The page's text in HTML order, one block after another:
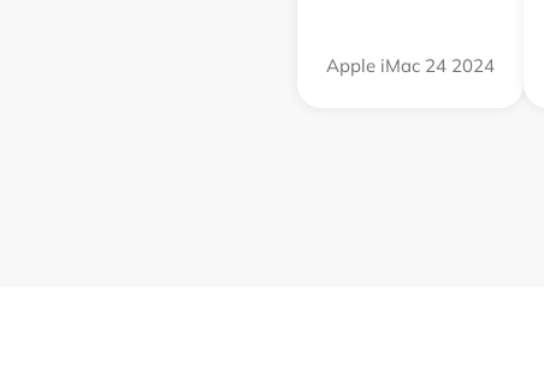
Apple iMac 24 2024